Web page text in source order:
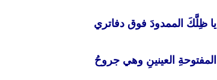
يا ظِلَّكَ الممدودَ فوق دفاتري
المفتوحةِ العينينِ وهي جروحُ